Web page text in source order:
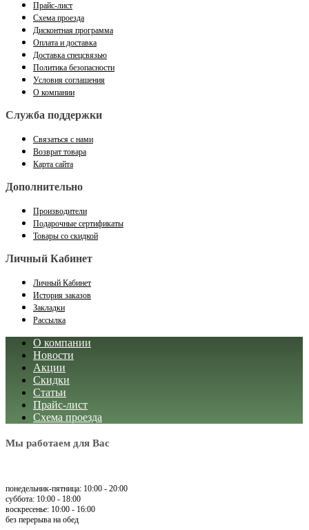
Прайс-лист
Схема проезда
Дисконтная программа
Оплата и доставка
Доставка спецсвязью
Политика безопасности
Условия соглашения
О компании
Служба поддержки
Связаться с нами
Возврат товара
Карта сайта
Дополнительно
Производители
Подарочные сертификаты
Товары со скидкой
Личный Кабинет
Личный Кабинет
История заказов
Закладки
Рассылка
О компании
Новости
Акции
Скидки
Статьи
Прайс-лист
Схема проезда
Мы работаем для Вас
понедельник-пятница: 10:00 - 20:00
суббота: 10:00 - 18:00
воскресенье: 10:00 - 16:00
без перерыва на обед